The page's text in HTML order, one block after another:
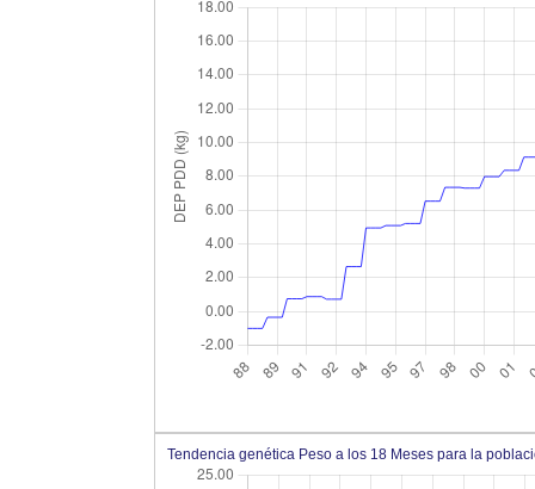
Tendencia genética Peso a los 18 Meses para la